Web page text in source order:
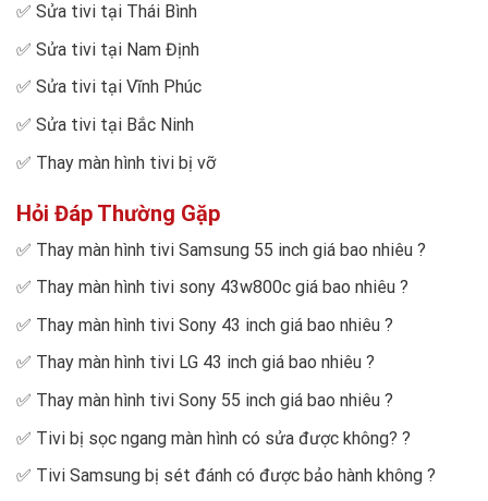
✅ Sửa tivi tại Thái Bình
✅ Sửa tivi tại Nam Định
✅ Sửa tivi tại Vĩnh Phúc
✅ Sửa tivi tại Bắc Ninh
✅ Thay màn hình tivi bị vỡ
Hỏi Đáp Thường Gặp
✅ Thay màn hình tivi Samsung 55 inch giá bao nhiêu ?
✅ Thay màn hình tivi sony 43w800c giá bao nhiêu ?
✅ Thay màn hình tivi Sony 43 inch giá bao nhiêu ?
✅ Thay màn hình tivi LG 43 inch giá bao nhiêu ?
✅ Thay màn hình tivi Sony 55 inch giá bao nhiêu ?
✅ Tivi bị sọc ngang màn hình có sửa được không? ?
✅ Tivi Samsung bị sét đánh có được bảo hành không ?